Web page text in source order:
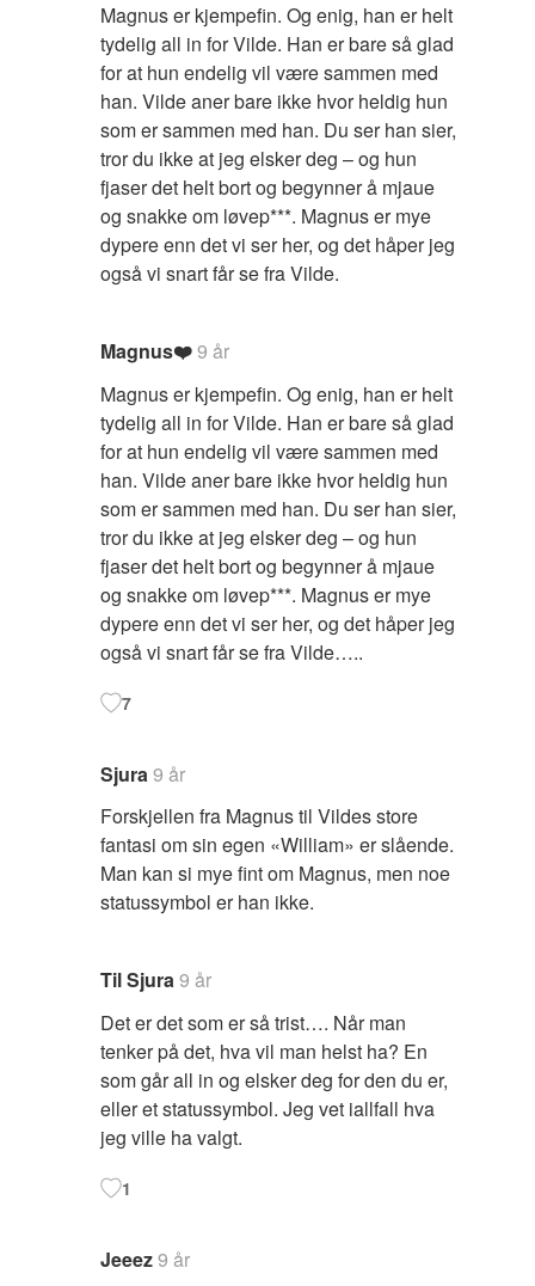
Magnus er kjempefin. Og enig, han er helt
tydelig all in for Vilde. Han er bare så glad
for at hun endelig vil være sammen med
han. Vilde aner bare ikke hvor heldig hun
som er sammen med han. Du ser han sier,
tror du ikke at jeg elsker deg – og hun
fjaser det helt bort og begynner å mjaue
og snakke om løvep***. Magnus er mye
dypere enn det vi ser her, og det håper jeg
også vi snart får se fra Vilde.
Magnus❤️9 år
Magnus er kjempefin. Og enig, han er helt
tydelig all in for Vilde. Han er bare så glad
for at hun endelig vil være sammen med
han. Vilde aner bare ikke hvor heldig hun
som er sammen med han. Du ser han sier,
tror du ikke at jeg elsker deg – og hun
fjaser det helt bort og begynner å mjaue
og snakke om løvep***. Magnus er mye
dypere enn det vi ser her, og det håper jeg
også vi snart får se fra Vilde…..
7
Sjura9 år
Forskjellen fra Magnus til Vildes store
fantasi om sin egen «William» er slående.
Man kan si mye fint om Magnus, men noe
statussymbol er han ikke.
Til Sjura9 år
Det er det som er så trist…. Når man
tenker på det, hva vil man helst ha? En
som går all in og elsker deg for den du er,
eller et statussymbol. Jeg vet iallfall hva
jeg ville ha valgt.
1
Jeeez9 år